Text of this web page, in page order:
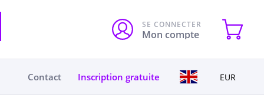
SE CONNECTER
Mon compte
Contact Inscription gratuite EUR